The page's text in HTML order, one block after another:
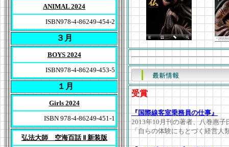
ANIMAL 2024
ISBN978-4-86249-454-2
３月
BOYS 2024
ISBN978-4-86249-453-5
１月
Girls 2024
ISBN 978-4-86249-451-1
弘法大師 空海百話 Ⅱ 新装版
受賞
『国際線客室乗務員の仕事』
2013年10月刊の著者、八巻惠子
「自らの体験にもとづく経営人